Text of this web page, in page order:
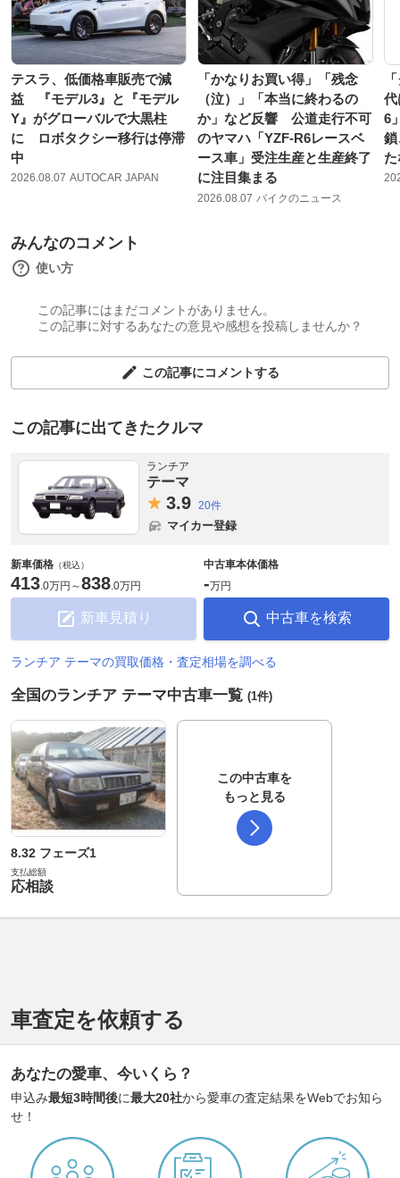
テスラ、低価格車販売で減
益 『モデル3』と『モデル
Y』がグローバルで大黒柱
に ロボタクシー移行は停滞
中
2026.08.07 AUTOCAR JAPAN
「かなりお買い得」「残念
（泣）」「本当に終わるの
か」など反響 公道走行不可
のヤマハ「YZF-R6レースベ
ース車」受注生産と生産終了
に注目集まる
2026.08.07 バイクのニュース
代
6
鎖
みんなのコメント
使い方
この記事にはまだコメントがありません。
この記事に対するあなたの意見や感想を投稿しませんか？
この記事にコメントする
この記事に出てきたクルマ
ランチア
テーマ
3.9 20件
マイカー登録
新車価格 （税込）
413.0万円 ～838.0万円
新車見積り
中古車本体価格
-万円
中古車を検索
ランチア テーマの買取価格・査定相場を調べる
全国のランチア テーマ中古車一覧 (1件)
8.32 フェーズ1
支払総額
応相談
この中古車を
もっと見る
車査定を依頼する
あなたの愛車、今いくら？
申込み最短3時間後に最大20社から愛車の査定結果をWebでお知ら
せ！